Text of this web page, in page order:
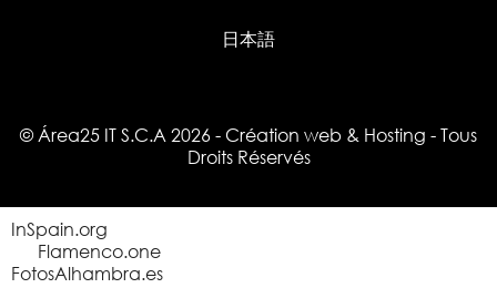
日本語
© Área25 IT S.C.A 2026 - Création web & Hosting - Tous
Droits Réservés
InSpain.org
Flamenco.one
FotosAlhambra.es